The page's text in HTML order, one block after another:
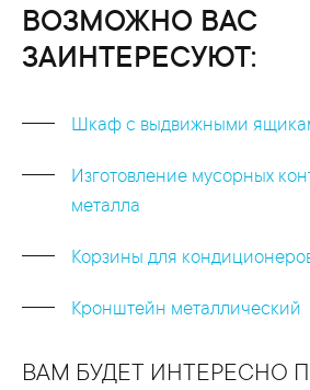
ВОЗМОЖНО ВАС
ЗАИНТЕРЕСУЮТ:
Шкаф с выдвижными
Изготовление мусорных контейнеров из
металла
Корзины для
Кронштейн металлический
ВАМ БУДЕТ ИНТЕРЕСНО